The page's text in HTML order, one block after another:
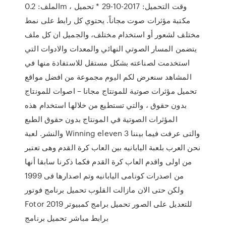
الملف: 0.2m ، وقت التحميل: 2017-10-29 * تحميل
مكتبة مؤثرات صوت مجاناً. يحتوي كل رابط على نمط
مختلف لشعور أو استخدام مختلف، والجميل ان كل ملف
يتضمن المسار الصوتي النهائي والمعدات والادوات التي
استخدمت لصناعته بشكل مستقل للاستفادة منها في
المشاهد سنعرض لكم اليوم مجموعة من افضل مواقع
تحميل مؤثرات صوتية للمونتاج مجانا – اصوات للمونتاج
بدون حقوق ، والتي تستطيع من خلالها استخدام هذه
المؤثرات الصوتية في المونتاج بدون حقوق الطبع
والنشر. لعبة Winning eleven 3 والتى عرفت فيما بيننا
نحن العرب بلعبة اليابانيه بين العاب كرة القدم وهى تعتبر
من اولى واقدم العاب كرة القدم فكما ذكرنا سابقا أنها
من اصدرات كونامى اليابانيه وتم اصدارها فى 1999
ولكن حتى الان مازالت القلوب تحميل برنامج فوتور
Fotor للتعديل على الصور تحميل برامج كمبيوتر 2019
برابط مباشر تحميل برنامج